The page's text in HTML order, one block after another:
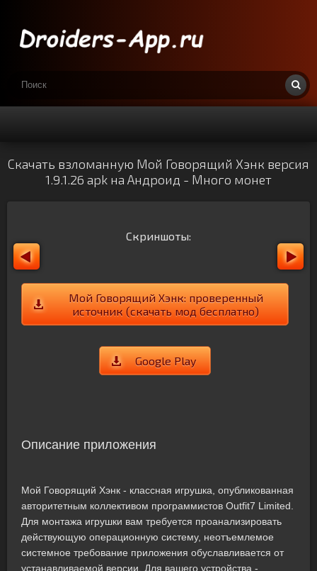
Скачать взломанную Мой Говорящий Хэнк версия
1.9.1.26 apk на Андроид - Много монет
Скриншоты:
Мой Говорящий Хэнк: проверенный
источник (скачать мод бесплатно)
Google Play
Описание приложения
Мой Говорящий Хэнк - классная игрушка, опубликованная
авторитетным коллективом программистов Outfit7 Limited.
Для монтажа игрушки вам требуется проанализировать
действующую операционную систему, неотъемлемое
системное требование приложения обуславливается от
устанавливаемой версии. Для вашего устройства -